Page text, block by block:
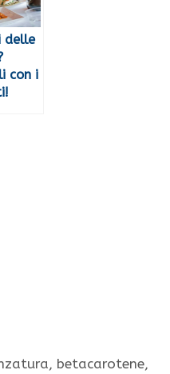
delle
con i
, betacarotene,